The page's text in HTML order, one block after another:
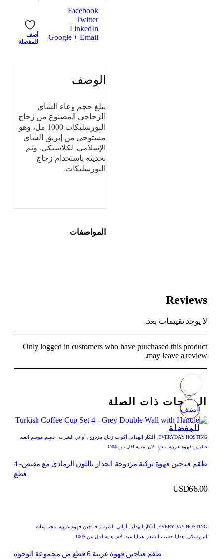
Facebook
Twitter
LinkedIn
Google + Email
أضف
للمفضلة
الوصف
يبلغ حجم وعاء الشاي
الزجاجي المصنوع من زجاج
البورسليكات 1000 مل، وهو
مستوحى من إبريق الشاي
الإسلامي الكلاسيكي، وتم
تحديثه باستخدام زجاج
البورسليكات.
المواصفات
Reviews
لا يوجد تقييمات بعد.
Only logged in customers who have purchased this product
may leave a review.
المنتجات ذات الصلة
أضف
للمفضلة
EVERYDAY HOSTING
, أفكار الهدايا أكواب زجاج مزدوج أواني الشرب ,خصم موسم العيد
فناجين قهوة عربية, متاح الان هدية اقل من $100
طقم فناجين قهوة تركية مزدوجة الجدار باللون الرمادي مع مقبض- 4
قطع
USD66.00
أضف
للمفضلة
EVERYDAY HOSTING
, أفكار الهدايا أواني الشرب فناجين قهوة عربية ,مجموعات
البورسلان
هدايا حسب السعر ,هدايا عيد الام ,هدية اقل من $100
طقم فناجين قهوة عربية 6 قطع من مجموعة الوجوه
أضف
للمفضلة
أضف
للمفضلة